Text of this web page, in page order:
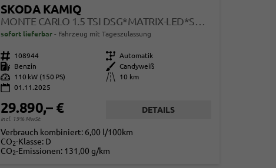
SKODA KAMIQ
sofort lieferbar Fahrzeug mit Tageszulassung
Fahrzeugnr. 108944 Getriebe Automatik
Kraftstoff
Benzin Außenfarbe
Candyweiß
Leistung
110 kW (150 PS) Kilometerstand
10 km
01.11.2025
29.890,– €
incl. 19% MwSt.
DETAILS
Verbrauch kombiniert: 6,00 l/100km
CO2-Klasse: D
CO2-Emissionen: 131,00 g/km